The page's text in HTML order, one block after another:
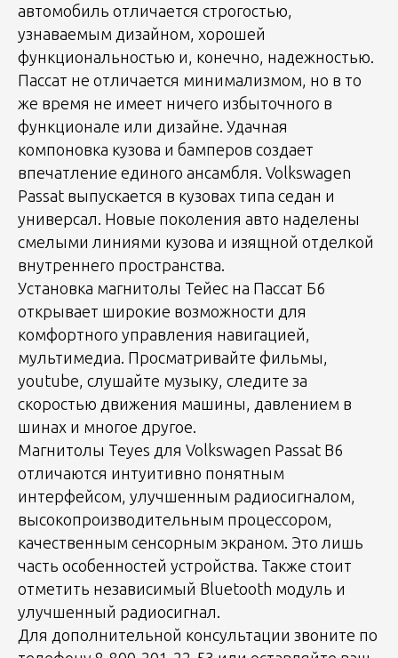
автомобиль отличается строгостью,
узнаваемым дизайном, хорошей
функциональностью и, конечно, надежностью.
Пассат не отличается минимализмом, но в то
же время не имеет ничего избыточного в
функционале или дизайне. Удачная
компоновка кузова и бамперов создает
впечатление единого ансамбля. Volkswagen
Passat выпускается в кузовах типа седан и
универсал. Новые поколения авто наделены
смелыми линиями кузова и изящной отделкой
внутреннего пространства.
Установка магнитолы Тейес на Пассат Б6
открывает широкие возможности для
комфортного управления навигацией,
мультимедиа. Просматривайте фильмы,
youtube, слушайте музыку, следите за
скоростью движения машины, давлением в
шинах и многое другое.
Магнитолы Teyes для Volkswagen Passat B6
отличаются интуитивно понятным
интерфейсом, улучшенным радиосигналом,
высокопроизводительным процессором,
качественным сенсорным экраном. Это лишь
часть особенностей устройства. Также стоит
отметить независимый Bluetooth модуль и
улучшенный радиосигнал.
Для дополнительной консультации звоните по